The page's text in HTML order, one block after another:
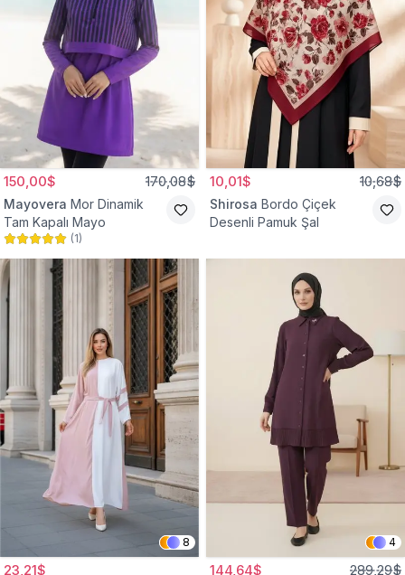
150,00$ 170,08$
Mayovera Mor Dinamik
Tam Kapalı Mayo
(1)
10,01$ 10,68$
Shirosa Bordo Çiçek
Desenli Pamuk Şal
8
23,21$
4
144,64$ 289,29$